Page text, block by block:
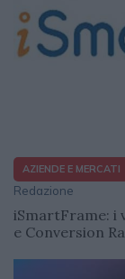
AZIENDE E MERCATI
Redazione
iSmartFrame: i
e Conversion